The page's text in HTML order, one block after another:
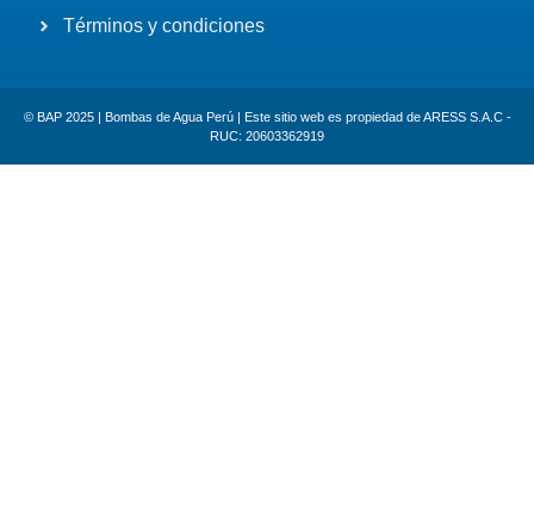
Términos y condiciones
© BAP 2025 | Bombas de Agua Perú | Este sitio web es propiedad de ARESS S.A.C -
RUC: 20603362919